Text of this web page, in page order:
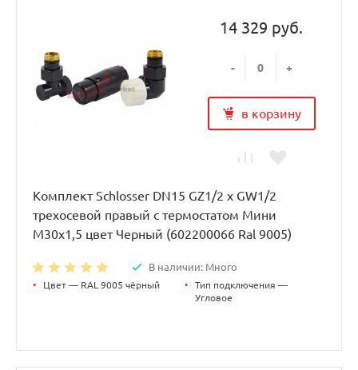
14 329 руб.
- +
в корзину
Комплект Schlosser DN15 GZ1/2 x GW1/2
трехосевой правый с термостатом Мини
M30x1,5 цвет Черный (602200066 Ral 9005)
В наличии: Много
• Цвет — RAL 9005 чёрный •
Тип подключения —
Угловое